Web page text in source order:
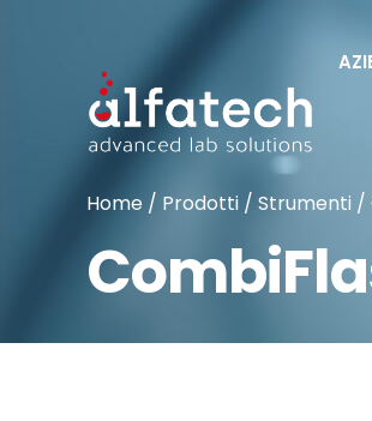
Home / Prodotti / Strumenti /